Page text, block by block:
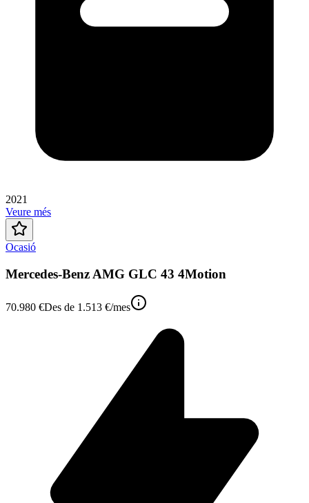
2021
Veure més
Ocasió
Mercedes-Benz AMG GLC 43 4Motion
70.980 €Des de 1.513 €/mes